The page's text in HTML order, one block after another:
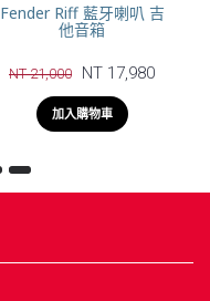
Fender Riff 藍牙喇叭 吉
他音箱
NT 21,000 NT 17,980
加入購物車